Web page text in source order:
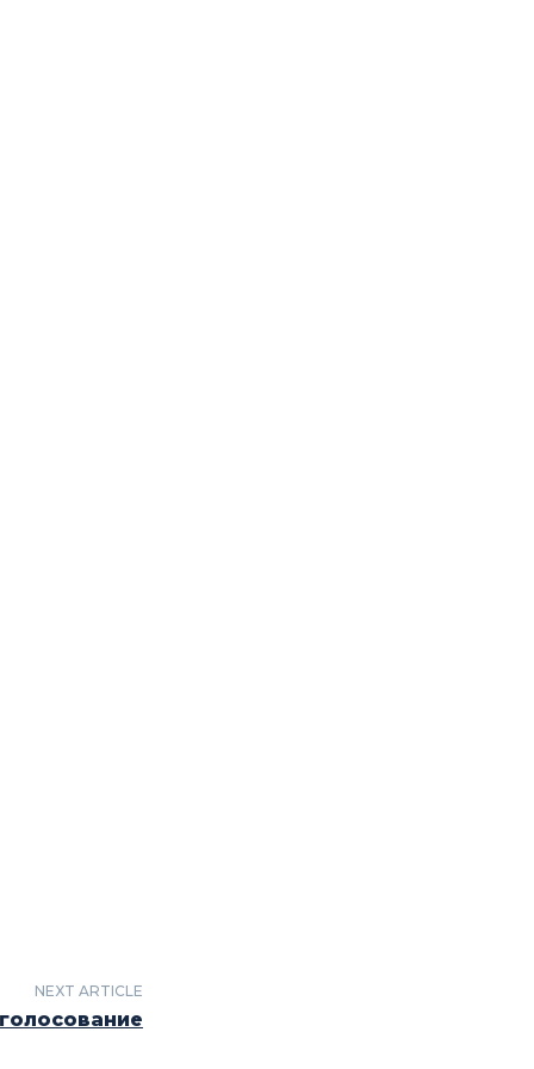
NEXT ARTICLE